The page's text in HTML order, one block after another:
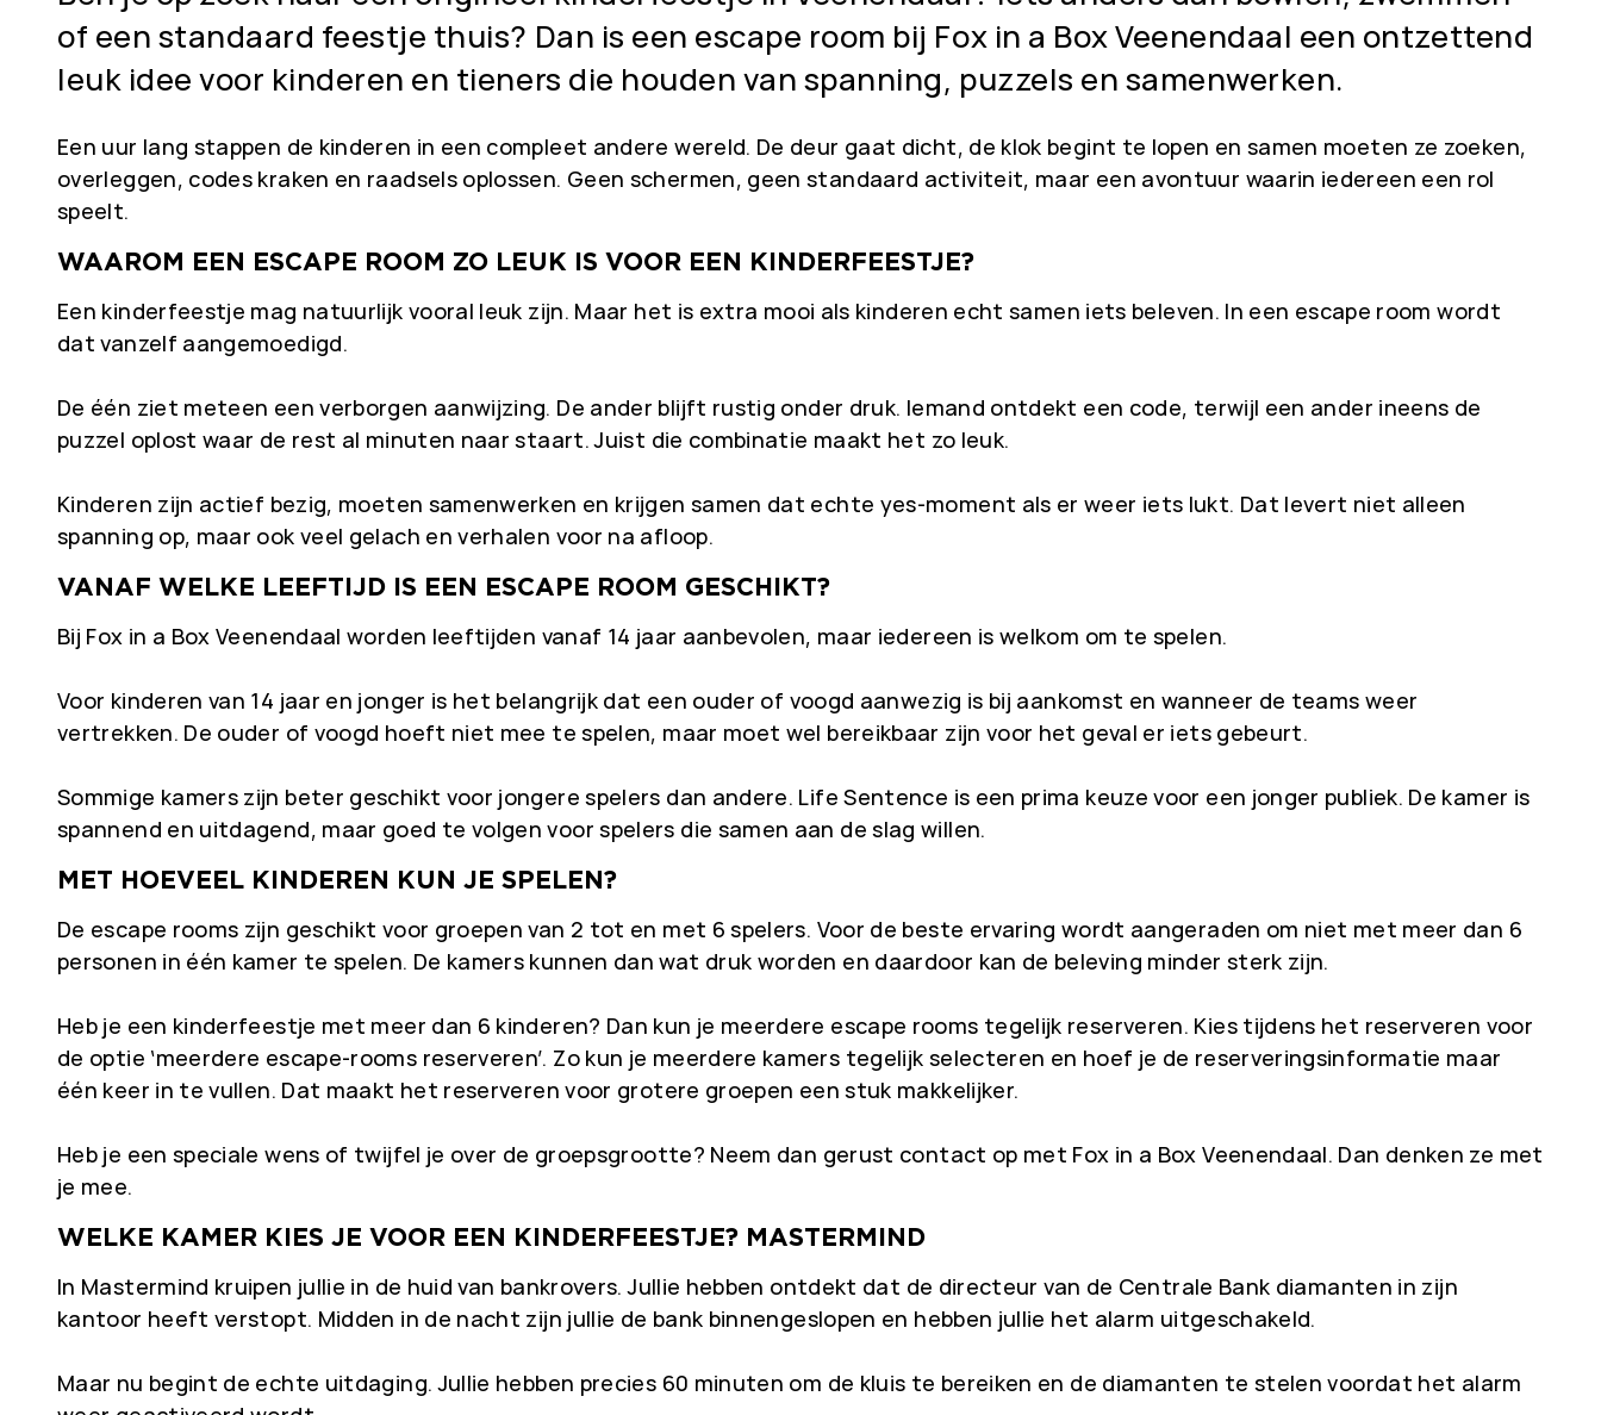
of een standaard feestje thuis? Dan is een escape room bij Fox in a Box Veenendaal een ontzettend
leuk idee voor kinderen en tieners die houden van spanning, puzzels en samenwerken.
Een uur lang stappen de kinderen in een compleet andere wereld. De deur gaat dicht, de klok begint te lopen en samen moeten ze zoeken,
overleggen, codes kraken en raadsels oplossen. Geen schermen, geen standaard activiteit, maar een avontuur waarin iedereen een rol
speelt.
WAAROM EEN ESCAPE ROOM ZO LEUK IS VOOR EEN KINDERFEESTJE?
Een kinderfeestje mag natuurlijk vooral leuk zijn. Maar het is extra mooi als kinderen echt samen iets beleven. In een escape room wordt
dat vanzelf aangemoedigd.
De één ziet meteen een verborgen aanwijzing. De ander blijft rustig onder druk. Iemand ontdekt een code, terwijl een ander ineens de
puzzel oplost waar de rest al minuten naar staart. Juist die combinatie maakt het zo leuk.
Kinderen zijn actief bezig, moeten samenwerken en krijgen samen dat echte yes-moment als er weer iets lukt. Dat levert niet alleen
spanning op, maar ook veel gelach en verhalen voor na afloop.
VANAF WELKE LEEFTIJD IS EEN ESCAPE ROOM GESCHIKT?
Bij Fox in a Box Veenendaal worden leeftijden vanaf 14 jaar aanbevolen, maar iedereen is welkom om te spelen.
Voor kinderen van 14 jaar en jonger is het belangrijk dat een ouder of voogd aanwezig is bij aankomst en wanneer de teams weer
vertrekken. De ouder of voogd hoeft niet mee te spelen, maar moet wel bereikbaar zijn voor het geval er iets gebeurt.
Sommige kamers zijn beter geschikt voor jongere spelers dan andere. Life Sentence is een prima keuze voor een jonger publiek. De kamer is
spannend en uitdagend, maar goed te volgen voor spelers die samen aan de slag willen.
MET HOEVEEL KINDEREN KUN JE SPELEN?
De escape rooms zijn geschikt voor groepen van 2 tot en met 6 spelers. Voor de beste ervaring wordt aangeraden om niet met meer dan 6
personen in één kamer te spelen. De kamers kunnen dan wat druk worden en daardoor kan de beleving minder sterk zijn.
Heb je een kinderfeestje met meer dan 6 kinderen? Dan kun je meerdere escape rooms tegelijk reserveren. Kies tijdens het reserveren voor
de optie ‘meerdere escape-rooms reserveren’. Zo kun je meerdere kamers tegelijk selecteren en hoef je de reserveringsinformatie maar
één keer in te vullen. Dat maakt het reserveren voor grotere groepen een stuk makkelijker.
Heb je een speciale wens of twijfel je over de groepsgrootte? Neem dan gerust contact op met Fox in a Box Veenendaal. Dan denken ze met
je mee.
WELKE KAMER KIES JE VOOR EEN KINDERFEESTJE? MASTERMIND
In Mastermind kruipen jullie in de huid van bankrovers. Jullie hebben ontdekt dat de directeur van de Centrale Bank diamanten in zijn
kantoor heeft verstopt. Midden in de nacht zijn jullie de bank binnengeslopen en hebben jullie het alarm uitgeschakeld.
Maar nu begint de echte uitdaging. Jullie hebben precies 60 minuten om de kluis te bereiken en de diamanten te stelen voordat het alarm